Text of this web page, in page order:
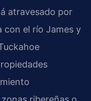
atravesado por
con el río James y